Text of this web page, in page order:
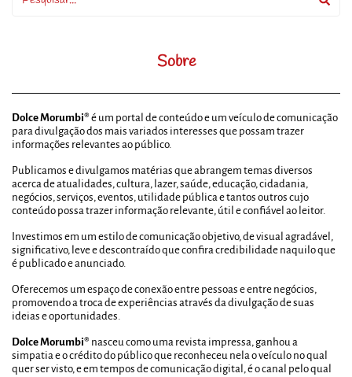
Sobre
Dolce Morumbi® é um portal de conteúdo e um veículo de comunicação
para divulgação dos mais variados interesses que possam trazer
informações relevantes ao público.
Publicamos e divulgamos matérias que abrangem temas diversos
acerca de atualidades, cultura, lazer, saúde, educação, cidadania,
negócios, serviços, eventos, utilidade pública e tantos outros cujo
conteúdo possa trazer informação relevante, útil e confiável ao leitor.
Investimos em um estilo de comunicação objetivo, de visual agradável,
significativo, leve e descontraído que confira credibilidade naquilo que
é publicado e anunciado.
Oferecemos um espaço de conexão entre pessoas e entre negócios,
promovendo a troca de experiências através da divulgação de suas
ideias e oportunidades.
Dolce Morumbi® nasceu como uma revista impressa, ganhou a
simpatia e o crédito do público que reconheceu nela o veículo no qual
quer ser visto, e em tempos de comunicação digital, é o canal pelo qual